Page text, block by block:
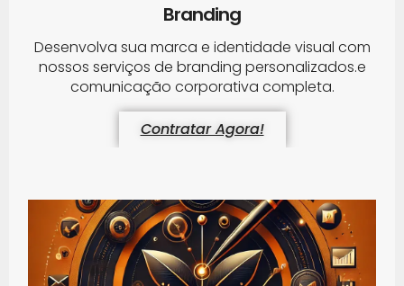
Branding
Desenvolva sua marca e identidade visual com
nossos serviços de branding personalizados.e
comunicação corporativa completa.
Contratar Agora!